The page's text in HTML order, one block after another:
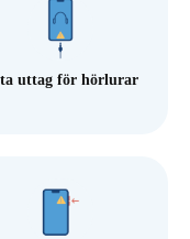
uttag för hörlurar